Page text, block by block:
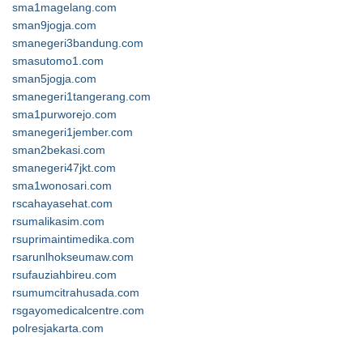
sma1magelang.com
sman9jogja.com
smanegeri3bandung.com
smasutomo1.com
sman5jogja.com
smanegeri1tangerang.com
sma1purworejo.com
smanegeri1jember.com
sman2bekasi.com
smanegeri47jkt.com
sma1wonosari.com
rscahayasehat.com
rsumalikasim.com
rsuprimaintimedika.com
rsarunlhokseumaw.com
rsufauziahbireu.com
rsumumcitrahusada.com
rsgayomedicalcentre.com
polresjakarta.com